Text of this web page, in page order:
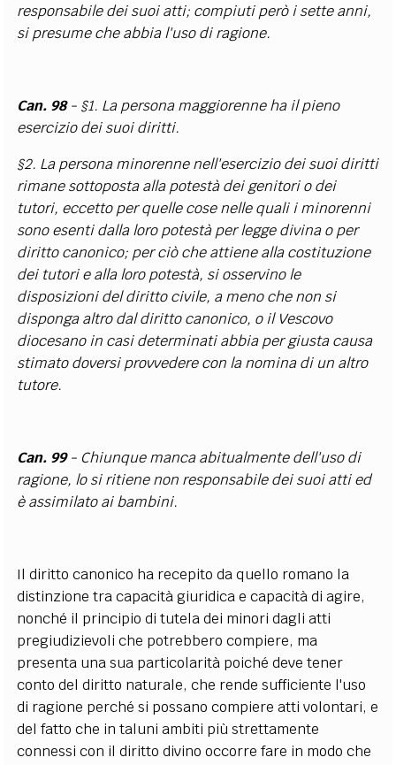
responsabile dei suoi atti; compiuti però i sette anni,
si presume che abbia l'uso di ragione.
Can. 98- §1. La persona maggiorenne ha il pieno
esercizio dei suoi diritti.
§2. La persona minorenne nell'esercizio dei suoi diritti
rimane sottoposta alla potestà dei genitori o dei
tutori, eccetto per quelle cose nelle quali i minorenni
sono esenti dalla loro potestà per legge divina o per
diritto canonico; per ciò che attiene alla costituzione
dei tutori e alla loro potestà, si osservino le
disposizioni del diritto civile, a meno che non si
disponga altro dal diritto canonico, o il Vescovo
diocesano in casi determinati abbia per giusta causa
stimato doversi provvedere con la nomina di un altro
tutore.
Can. 99- Chiunque manca abitualmente dell'uso di
ragione, lo si ritiene non responsabile dei suoi atti ed
è assimilato ai bambini.
Il diritto canonico ha recepito da quello romano la
distinzione tra capacità giuridica e capacità di agire,
nonché il principio di tutela dei minori dagli atti
pregiudizievoli che potrebbero compiere, ma
presenta una sua particolarità poiché deve tener
conto del diritto naturale, che rende sufficiente l'uso
di ragione perché si possano compiere atti volontari, e
del fatto che in taluni ambiti più strettamente
connessi con il diritto divino occorre fare in modo che